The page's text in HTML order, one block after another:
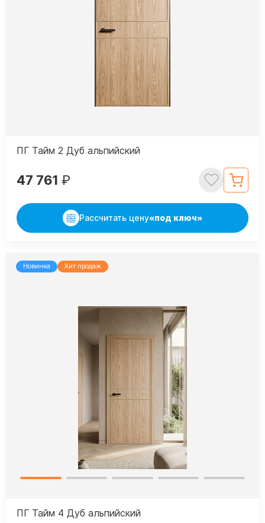
ПГ Тайм 2 Дуб альпийский
47 761 ₽
Рассчитать цену«под ключ»
Новинка Хит продаж
ПГ Тайм 4 Дуб альпийский